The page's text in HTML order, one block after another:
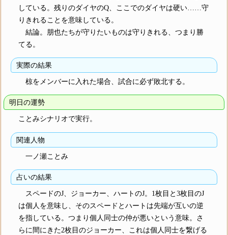
している。残りのダイヤのQ、ここでのダイヤは硬い……守
りきれることを意味している。
結論。朋也たちが守りたいものは守りきれる、つまり勝
てる。
実際の結果
椋をメンバーに入れた場合、試合に必ず敗北する。
明日の運勢
ことみシナリオで実行。
関連人物
一ノ瀬ことみ
占いの結果
スペードのJ、ジョーカー、ハートのJ。1枚目と3枚目のJ
は個人を意味し、そのスペードとハートは先端が互いの逆
を指している。つまり個人同士の仲が悪いという意味。さ
らに間にきた2枚目のジョーカー、これは個人同士を繋げる